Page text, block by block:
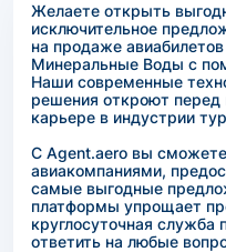
Желаете открыть
исключительное
на продаже
Минеральные Воды с
Наши современные
решения откроют
карьере в индустрии
С Agent.aero вы
авиакомпаниями,
самые выгодные
платформы упрощает
круглосуточная служба
ответить на любые